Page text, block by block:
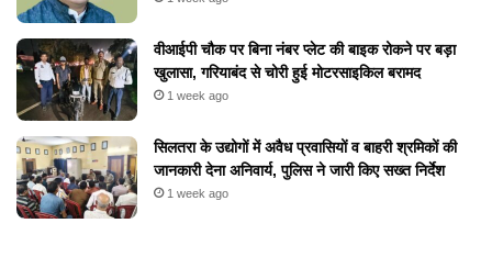
वीआईपी चौक पर बिना नंबर प्लेट की बाइक रोकने पर बड़ा
खुलासा, गरियाबंद से चोरी हुई मोटरसाइकिल बरामद
1 week ago
सिलतरा के उद्योगों में अवैध प्रवासियों व बाहरी श्रमिकों की
जानकारी देना अनिवार्य, पुलिस ने जारी किए सख्त निर्देश
1 week ago